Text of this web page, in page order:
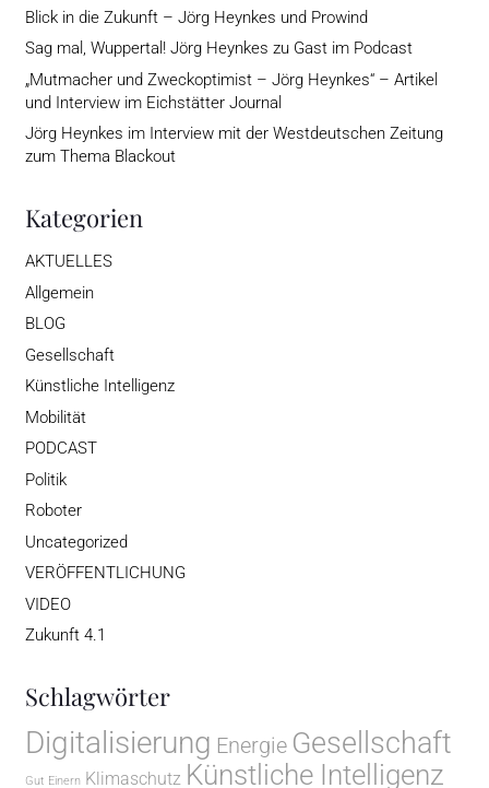
Blick in die Zukunft – Jörg Heynkes und Prowind
Sag mal, Wuppertal! Jörg Heynkes zu Gast im Podcast
„Mutmacher und Zweckoptimist – Jörg Heynkes“ – Artikel
und Interview im Eichstätter Journal
Jörg Heynkes im Interview mit der Westdeutschen Zeitung
zum Thema Blackout
Kategorien
AKTUELLES
Allgemein
BLOG
Gesellschaft
Künstliche Intelligenz
Mobilität
PODCAST
Politik
Roboter
Uncategorized
VERÖFFENTLICHUNG
VIDEO
Zukunft 4.1
Schlagwörter
Digitalisierung Energie Gesellschaft
Gut Einern Klimaschutz Künstliche Intelligenz